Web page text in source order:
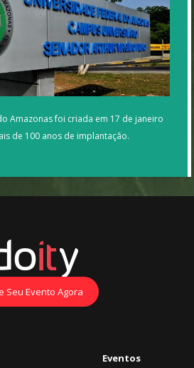
Amazonas foi criada em 17 de janeiro
de 100 anos de implantação.
Seu Evento Agora
Eventos